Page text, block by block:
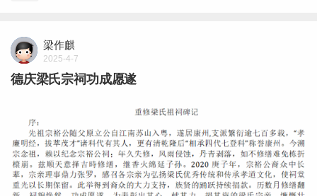
梁作麒
2025-4-7
德庆梁氏宗祠功成愿遂